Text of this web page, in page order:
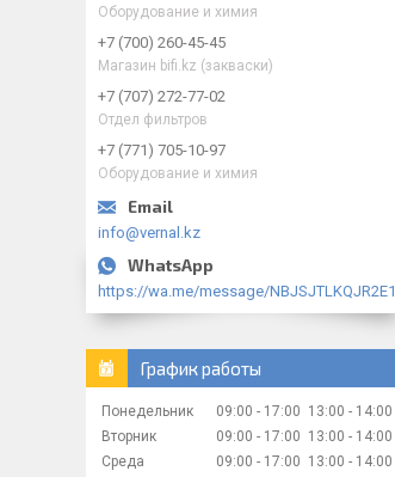
Оборудование и химия
+7 (700) 260-45-45
Магазин bifi.kz (закваски)
+7 (707) 272-77-02
Отдел фильтров
+7 (771) 705-10-97
Оборудование и химия
info@vernal.kz
https://wa.me/message/NBJSJTLKQJR2E1
График работы
Понедельник 09:00 17:00 13:00
14:00
Вторник
09:00 17:00 13:00
14:00
Среда
09:00 17:00 13:00
14:00